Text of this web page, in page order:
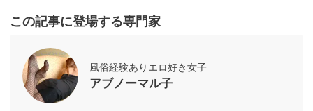
この記事に登場する専門家
風俗経験ありエロ好き女子
アブノーマル子